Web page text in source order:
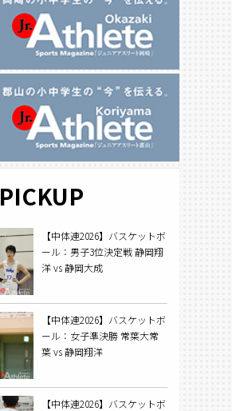
PICKUP
【中体連2026】バスケットボ
ール：男子3位決定戦 静岡翔
洋 vs 静岡大成
【中体連2026】バスケットボ
ール：女子準決勝 常葉大常
葉 vs 静岡翔洋
【中体連2026】バスケットボ